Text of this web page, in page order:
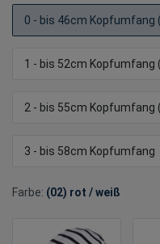
0 - bis 46cm Kopfumfang
1 - bis 52cm Kopfumfang
2 - bis 55cm Kopfumfang
3 - bis 58cm Kopfumfang
Farbe: (02) rot / weiß